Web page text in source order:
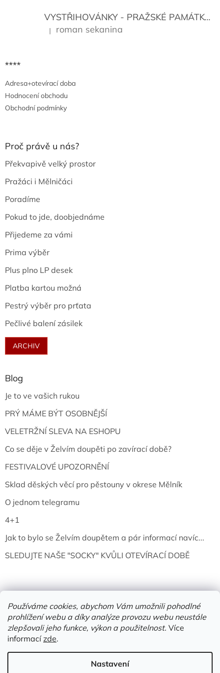
Používáme cookies, abychom Vám umožnili pohodlné
prohlížení webu a díky analýze provozu webu neustále
zlepšovali jeho funkce, výkon a použitelnost. Více
informacízde.
Nastavení
VYSTŘIHOVÁNKY - PRAŽSKÉ PAMÁTKY
Hodnocení produktu je 5 z 5 hvězdiček.
| roman sekanina
****
Adresa+otevírací doba
Hodnocení obchodu
Obchodní podmínky
Proč právě u nás?
Překvapivě velký prostor
Pražáci i Mělničáci
Poradíme
Pokud to jde, doobjednáme
Přijedeme za vámi
Prima výběr
Plus plno LP desek
Platba kartou možná
Pestrý výběr pro prťata
Pečlivé balení zásilek
ARCHIV
Blog
Je to ve vašich rukou
PRÝ MÁME BÝT OSOBNĚJŠÍ
VELETRŽNÍ SLEVA NA ESHOPU
Co se děje v Želvím doupěti po zavírací době?
FESTIVALOVÉ UPOZORNĚNÍ
Sklad děských věcí pro pěstouny v okrese Mělník
O jednom telegramu
4+1
Jak to bylo se Želvím doupětem a pár informací navíc...
SLEDUJTE NAŠE "SOCKY" KVŮLI OTEVÍRACÍ DOBĚ
Vytvořil Shoptet